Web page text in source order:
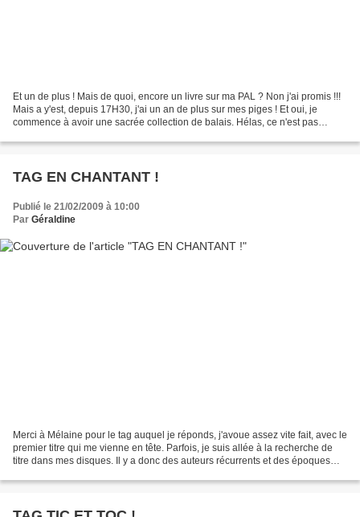
Et un de plus ! Mais de quoi, encore un livre sur ma PAL ? Non j'ai promis !!!
Mais a y'est, depuis 17H30, j'ai un an de plus sur mes piges ! Et oui, je
commence à avoir une sacrée collection de balais. Hélas, ce n'est pas
TAG EN CHANTANT !
Publié le 21/02/2009 à 10:00
Par Géraldine
Merci à Mélaine pour le tag auquel je réponds, j'avoue assez vite fait, avec le
premier titre qui me vienne en tête. Parfois, je suis allée à la recherche de
titre dans mes disques. Il y a donc des auteurs récurrents et des époques